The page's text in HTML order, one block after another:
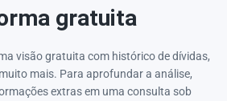
gratuita
visão gratuita com histórico de dívidas,
mais. Para aprofundar a análise,
extras em uma consulta sob